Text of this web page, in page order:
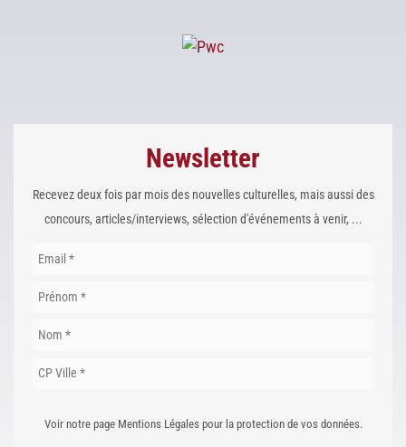
Newsletter
Recevez deux fois par mois des nouvelles culturelles, mais aussi des
concours, articles/interviews, sélection d'événements à venir, ...
Voir notre page Mentions Légales pour la protection de vos données.